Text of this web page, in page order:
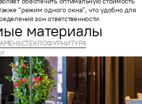
“режим одного окна”, что удобно для
зон ответственности.
материалы
СТЕКЛОФУРНИТУРА